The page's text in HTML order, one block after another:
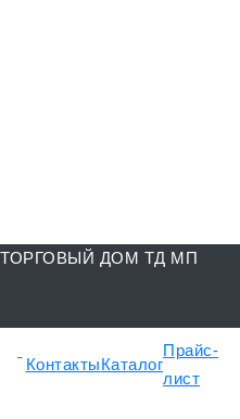
ТОРГОВЫЙ ДОМ ТД МП
КонтактыКаталог
Прайс-
лист